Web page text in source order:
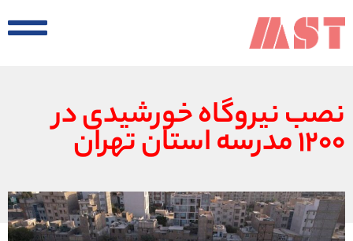
نصب نیروگاه خورشیدی در
۱۲۰۰ مدرسه استان تهران